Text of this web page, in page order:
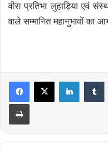
वीरा प्रतिभा लुहाड़िया एवं
वाले सम्मानित महानुभावों का